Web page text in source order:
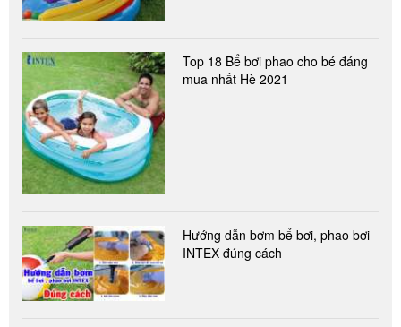
Top 18 Bể bơi phao cho bé đáng
mua nhất Hè 2021
Hướng dẫn bơm bể bơi, phao bơi
INTEX đúng cách